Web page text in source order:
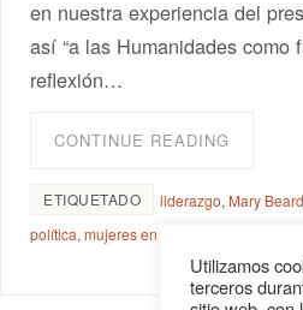
en nuestra experiencia del
así “a las Humanidades como
reflexión…
CONTINUE READING
ETIQUETADO liderazgo, Mary Beard
política,mujeres en la Antigüedad
Utilizamos
terceros